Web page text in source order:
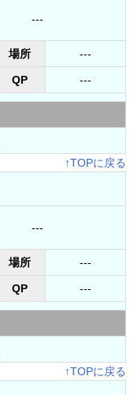
---
場所 ---
QP ---
↑TOPに戻る
---
場所 ---
QP ---
↑TOPに戻る